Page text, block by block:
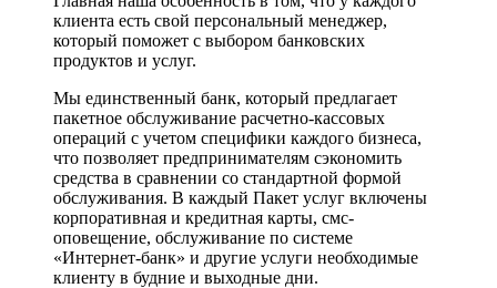
клиента есть свой персональный менеджер,
который поможет с выбором банковских
продуктов и услуг.
Мы единственный банк, который предлагает
пакетное обслуживание расчетно-кассовых
операций с учетом специфики каждого бизнеса,
что позволяет предпринимателям сэкономить
средства в сравнении со стандартной формой
обслуживания. В каждый Пакет услуг включены
корпоративная и кредитная карты, смс-
оповещение, обслуживание по системе
«Интернет-банк» и другие услуги необходимые
клиенту в будние и выходные дни.